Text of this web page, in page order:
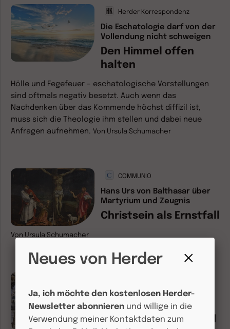
Herder Korrespondenz
Die Eschatologie darf von der
Vollendung nicht schweigen
Den Himmel offen
halten
Hölle und Fegefeuer – eschatologische Vorstellungen
sind oftmals negativ besetzt. Auch wenn das
Nachdenken über das Kommende höchst diffizil ist,
muss sich die Theologie ihm stellen und dabei neue
Anfragen aufnehmen. Von Ursula Schumacher
COMMUNIO
Hans Urs von Balthasar über
Martyrium und Zeugnis
Christsein als Ernstfall
Von Ursula Schumacher
Neue Perspektiven für die
Christologie
Jesus-Erinnerung und
Neues von Herder
Ja, ich möchte den kostenlosen Herder-
Newsletter abonnieren und willige in die
Verwendung meiner Kontaktdaten zum